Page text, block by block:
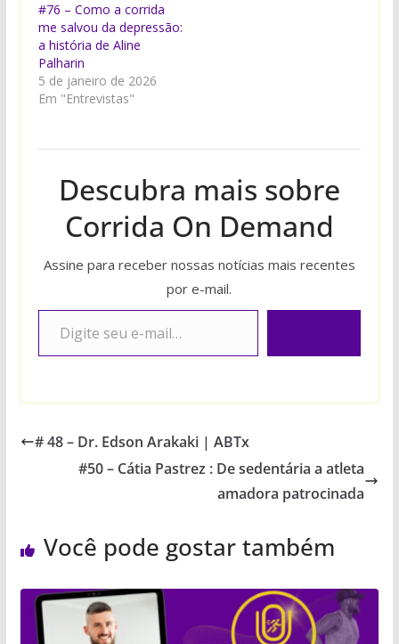
#76 – Como a corrida
me salvou da depressão:
a história de Aline
Palharin
5 de janeiro de 2026
Em "Entrevistas"
Descubra mais sobre
Corrida On Demand
Assine para receber nossas notícias mais recentes
por e-mail.
Digite seu e-mail…
# 48 – Dr. Edson Arakaki | ABTx
#50 – Cátia Pastrez : De sedentária a atleta
amadora patrocinada
Você pode gostar também